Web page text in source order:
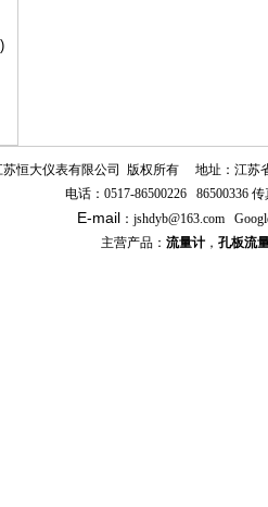
苏恒大仪表有限公司 版权所有
地址：江苏
电话： 0517-86500226 86500336 传
E-mail ： jshdyb@163.com
主营产品： 流量计， 孔板流